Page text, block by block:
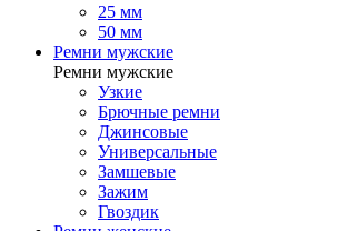
25 мм
50 мм
Ремни мужские
Ремни мужские
Узкие
Брючные ремни
Джинсовые
Универсальные
Замшевые
Зажим
Гвоздик